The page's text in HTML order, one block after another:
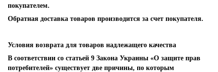
покупателем.
Обратная доставка товаров производится за счет покупателя.
Условия возврата для товаров надлежащего качества
В соответствии со статьей 9 Закона Украины «О защите прав
потребителей» существует две причины, по которым